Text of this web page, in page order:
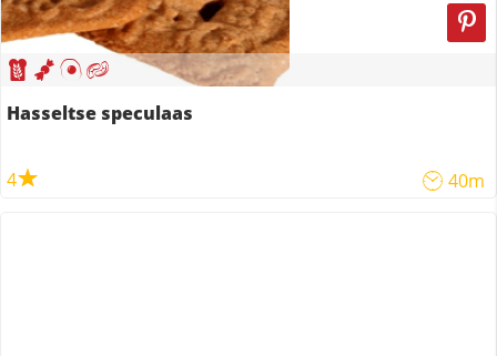
Hasseltse speculaas
4 40m